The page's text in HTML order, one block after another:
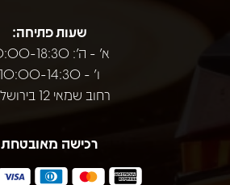
שעות פתיחה:
א' - ה': 10:00-18:30
ו' - 10:00-14:30
רחוב שמאי 12 בירושלים
רכישה מאובטחת